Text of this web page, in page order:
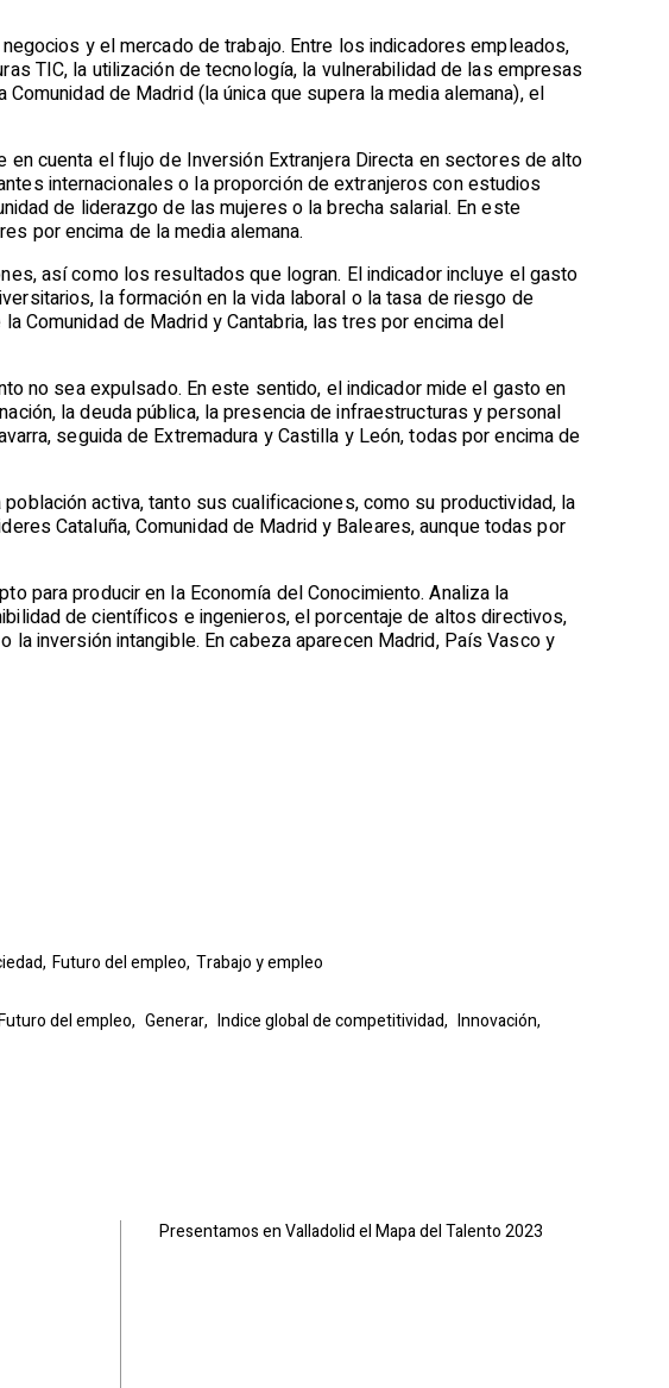
y el mercado de trabajo. Entre los indicadores empleados,
TIC, la utilización de tecnología, la vulnerabilidad de las empresas
de Madrid (la única que supera la media alemana), el
en cuenta el flujo de Inversión Extranjera Directa en sectores de alto
internacionales o la proporción de extranjeros con estudios
de liderazgo de las mujeres o la brecha salarial. En este
por encima de la media alemana.
así como los resultados que logran. El indicador incluye el gasto
la formación en la vida laboral o la tasa de riesgo de
Comunidad de Madrid y Cantabria, las tres por encima del
no sea expulsado. En este sentido, el indicador mide el gasto en
la deuda pública, la presencia de infraestructuras y personal
seguida de Extremadura y Castilla y León, todas por encima de
activa, tanto sus cualificaciones, como su productividad, la
Cataluña, Comunidad de Madrid y Baleares, aunque todas por
para producir en la Economía del Conocimiento. Analiza la
de científicos e ingenieros, el porcentaje de altos directivos,
inversión intangible. En cabeza aparecen Madrid, País Vasco y
Futuro del empleo, Trabajo y empleo
del empleo, Generar, Indice global de competitividad, Innovación,
Presentamos en Valladolid el Mapa del Talento 2023